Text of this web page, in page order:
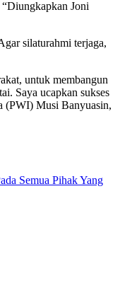
Joni
silaturahmi terjaga,
untuk membangun
Saya ucapkan sukses
(PWI) Musi Banyuasin,
Semua Pihak Yang